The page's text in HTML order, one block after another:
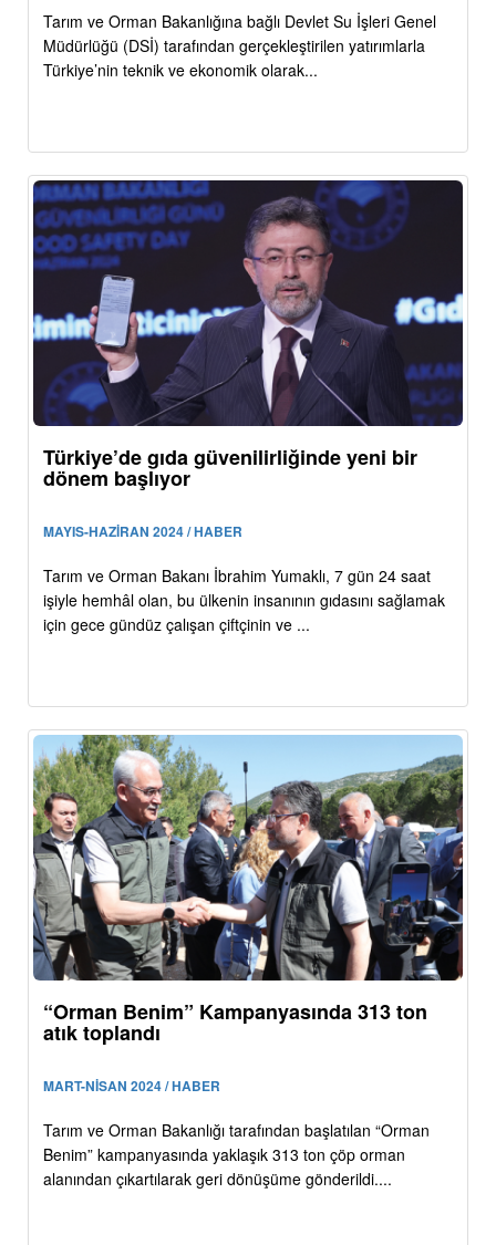
Tarım ve Orman Bakanlığına bağlı Devlet Su İşleri Genel
Müdürlüğü (DSİ) tarafından gerçekleştirilen yatırımlarla
Türkiye’nin teknik ve ekonomik olarak...
Türkiye’de gıda güvenilirliğinde yeni bir
dönem başlıyor
MAYIS-HAZİRAN 2024 / HABER
Tarım ve Orman Bakanı İbrahim Yumaklı, 7 gün 24 saat
işiyle hemhâl olan, bu ülkenin insanının gıdasını sağlamak
için gece gündüz çalışan çiftçinin ve ...
“Orman Benim” Kampanyasında 313 ton
atık toplandı
MART-NİSAN 2024 / HABER
Tarım ve Orman Bakanlığı tarafından başlatılan “Orman
Benim” kampanyasında yaklaşık 313 ton çöp orman
alanından çıkartılarak geri dönüşüme gönderildi....